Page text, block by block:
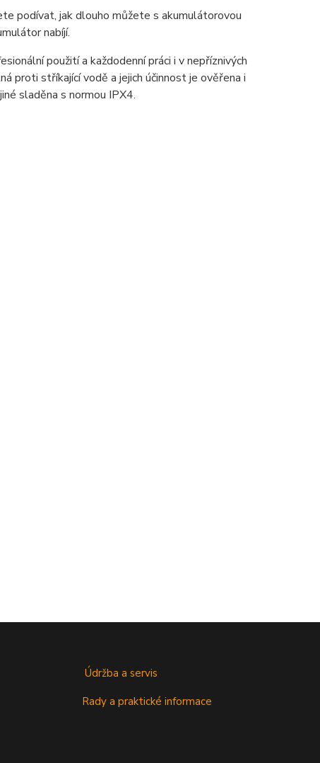
podívat, jak dlouho můžete s akumulátorovou
nabíjí.
použití a každodenní práci i v nepříznivých
proti stříkající vodě a jejich účinnost je ověřena i
sladěna s normou IPX4.
Údržba a servis
Rady a praktické informace